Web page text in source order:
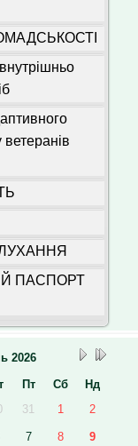
ветеранів
ПАСПОРТ
2026
Пт Сб
Нд
31 1 2
7 8 9